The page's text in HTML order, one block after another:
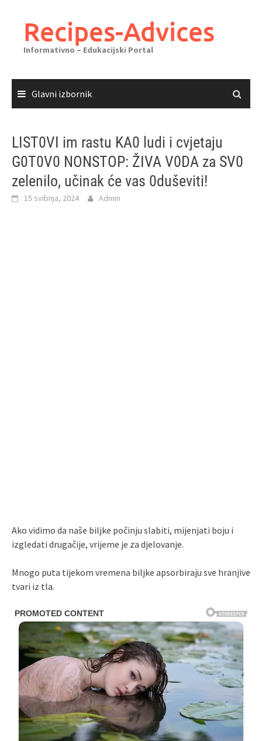
sadržajaRecipes-Advices
Informativno – Edukacijski Portal
Glavni izbornik
LIST0VI im rastu KA0 ludi i cvjetaju
G0T0V0 NONSTOP: ŽIVA V0DA za SV0
zelenilo, učinak će vas 0duševiti!
15 svibnja, 2024 Admin
Ako vidimo da naše biljke počinju slabiti, mijenjati boju i
izgledati drugačije, vrijeme je za djelovanje.
Mnogo puta tijekom vremena biljke apsorbiraju sve hranjive
tvari iz tla.